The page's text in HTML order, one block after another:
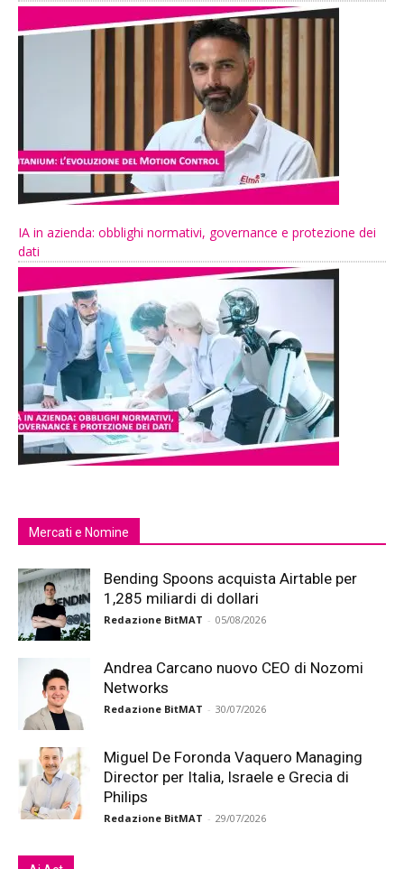
IA in azienda: obblighi normativi, governance e protezione dei
dati
Mercati e Nomine
Bending Spoons acquista Airtable per
1,285 miliardi di dollari
Redazione BitMAT - 05/08/2026
Andrea Carcano nuovo CEO di Nozomi
Networks
Redazione BitMAT - 30/07/2026
Miguel De Foronda Vaquero Managing
Director per Italia, Israele e Grecia di
Philips
Redazione BitMAT - 29/07/2026